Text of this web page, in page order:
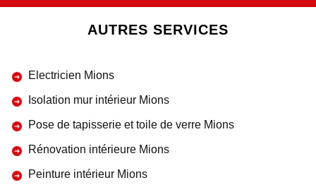
AUTRES SERVICES
Electricien Mions
Isolation mur intérieur Mions
Pose de tapisserie et toile de verre Mions
Rénovation intérieure Mions
Peinture intérieur Mions